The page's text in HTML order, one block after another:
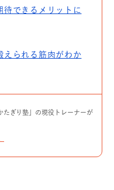
待できるメリットに
えられる筋肉がわか
たぎり塾」の現役トレーナーが